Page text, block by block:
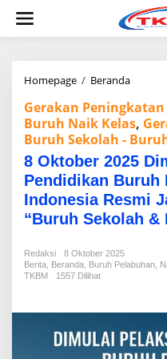
w
Homepage / Beranda
k
t
o
b
e
r
2
0
2
i
l
i
P
Gerakan
Buruh Naik Kelas,
Buruh Sekolah -
8 Oktober 2025
Pendidikan Buruh
Indonesia Resmi
“Buruh Sekolah &
Redaksi
8 Oktober 2025
Berita Beranda Buruh Pelabuhan
TKBM
1557 Dilihat